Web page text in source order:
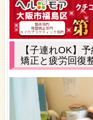
【子連れOK】
矯正と疲労回復